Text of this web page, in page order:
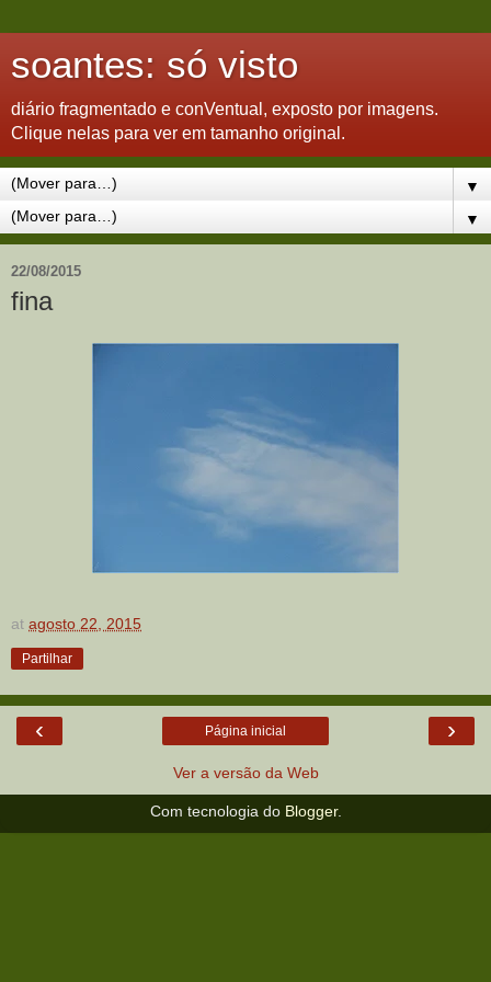
soantes: só visto
diário fragmentado e conVentual, exposto por imagens.
Clique nelas para ver em tamanho original.
▼
▼
22/08/2015
fina
at agosto 22, 2015
Partilhar
‹ ›
Página inicial
Ver a versão da Web
Com tecnologia do Blogger.